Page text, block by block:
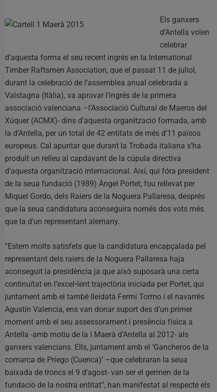
Els ganxers
d’Antella volen
celebrar
d’aquesta forma el seu recent ingrés en la International
Timber Raftsmen Association, que el passat 11 de juliol,
durant la celebració de l’assemblea anual celebrada a
Valstagna (Itàlia), va aprovar l’ingrés de la primera
associació valenciana –l’Associació Cultural de Maeros del
Xúquer (ACMX)- dins d’aquesta organització formada, amb
la d’Antella, per un total de 42 entitats de més d’11 països
europeus. Cal apuntar que durant la Trobada italiana s’ha
produït un relleu al capdavant de la cúpula directiva
d’aquesta organització internacional. Així, qui fóra president
de la seua fundació (1989) Àngel Portet, fou rellevat per
Miquel Gordo, dels Raiers de la Noguera Pallaresa, després
que la seua candidatura aconseguira només dos vots més
que la d’un representant alemany.
“Estem molts satisfets que la candidatura encapçalada pel
representant dels raiers de la Noguera Pallaresa haja
aconseguit la presidència ja que això suposarà una certa
continuïtat en l’excel•lent trajectòria iniciada per Portet, qui
juntament amb el també lleidatà Fermí Tormo i el navarrès
Agustín Valencia, ens van donar suport des d’un primer
moment amb el seu assessorament i presència física a
Antella -amb motiu de la I Maerà d’Antella al 2012- als
ganxers valencians. Ells, juntament amb el ‘Gancheros de la
comarca de Priego (Cuenca)’ –que celebraran la seua
baixada de troncs el 9 d’agost- van ser el germen de la
fundació de la nostra entitat”, han manifestat al respecte els